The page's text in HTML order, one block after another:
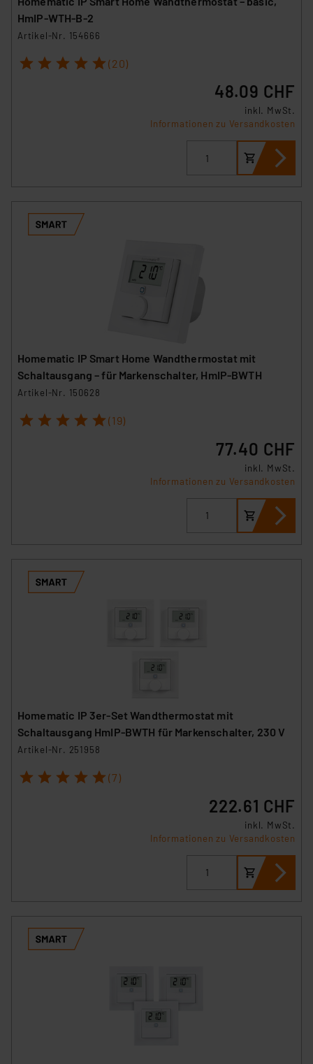
HmIP-WTH-B-2
Artikel-Nr. 154666
1 2 3 4 5 (20)
48.09 CHF
inkl. MwSt.
Informationen zu Versandkosten
Homematic IP Smart Home Wandthermostat mit
Schaltausgang – für Markenschalter, HmIP-BWTH
Artikel-Nr. 150628
1 2 3 4 5 (19)
77.40 CHF
inkl. MwSt.
Informationen zu Versandkosten
Homematic IP 3er-Set Wandthermostat mit
Schaltausgang HmIP-BWTH für Markenschalter, 230 V
Artikel-Nr. 251958
1 2 3 4 5 (7)
222.61 CHF
inkl. MwSt.
Informationen zu Versandkosten